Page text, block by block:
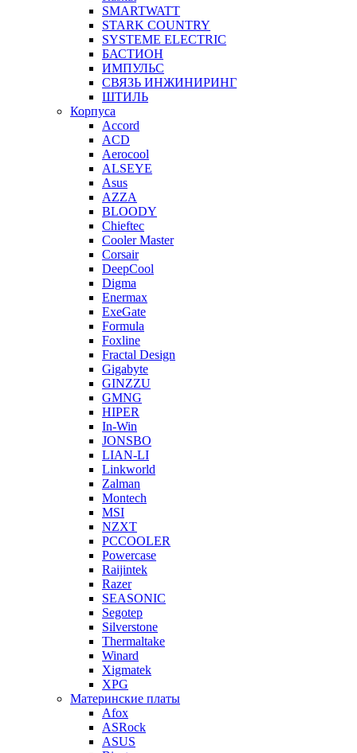
SMARTWATT
STARK COUNTRY
SYSTEME ELECTRIC
БАСТИОН
ИМПУЛЬС
СВЯЗЬ ИНЖИНИРИНГ
ШТИЛЬ
Корпуса
Accord
ACD
Aerocool
ALSEYE
Asus
AZZA
BLOODY
Chieftec
Cooler Master
Corsair
DeepCool
Digma
Enermax
ExeGate
Formula
Foxline
Fractal Design
Gigabyte
GINZZU
GMNG
HIPER
In-Win
JONSBO
LIAN-LI
Linkworld
Zalman
Montech
MSI
NZXT
PCCOOLER
Powercase
Raijintek
Razer
SEASONIC
Segotep
Silverstone
Thermaltake
Winard
Xigmatek
XPG
Материнские платы
Afox
ASRock
ASUS